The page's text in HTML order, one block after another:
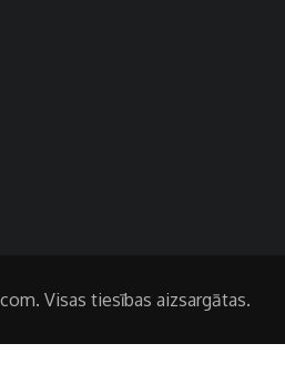
Visas tiesības aizsargātas.